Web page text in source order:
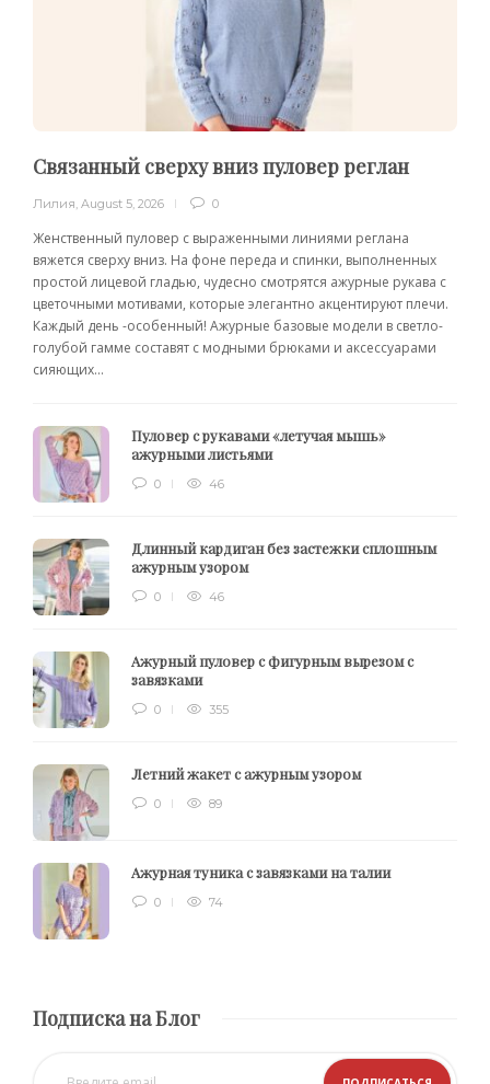
Связанный сверху вниз пуловер реглан
Лилия August 5, 2026 0
Женственный пуловер с выраженными линиями реглана
вяжется сверху вниз. На фоне переда и спинки, выполненных
простой лицевой гладью, чудесно смотрятся ажурные рукава с
цветочными мотивами, которые элегантно акцентируют плечи.
Каждый день -особенный! Ажурные базовые модели в светло-
голубой гамме составят с модными брюками и аксессуарами
сияющих...
Пуловер с рукавами «летучая мышь»
ажурными листьями
0 46
Длинный кардиган без застежки сплошным
ажурным узором
0 46
Ажурный пуловер с фигурным вырезом с
завязками
0 355
Летний жакет с ажурным узором
0 89
Ажурная туника с завязками на талии
0 74
Подписка на Блог